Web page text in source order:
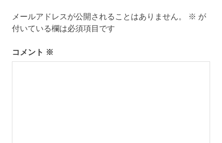
メールアドレスが公開されることはありません。 ※ が
付いている欄は必須項目です
コメント ※